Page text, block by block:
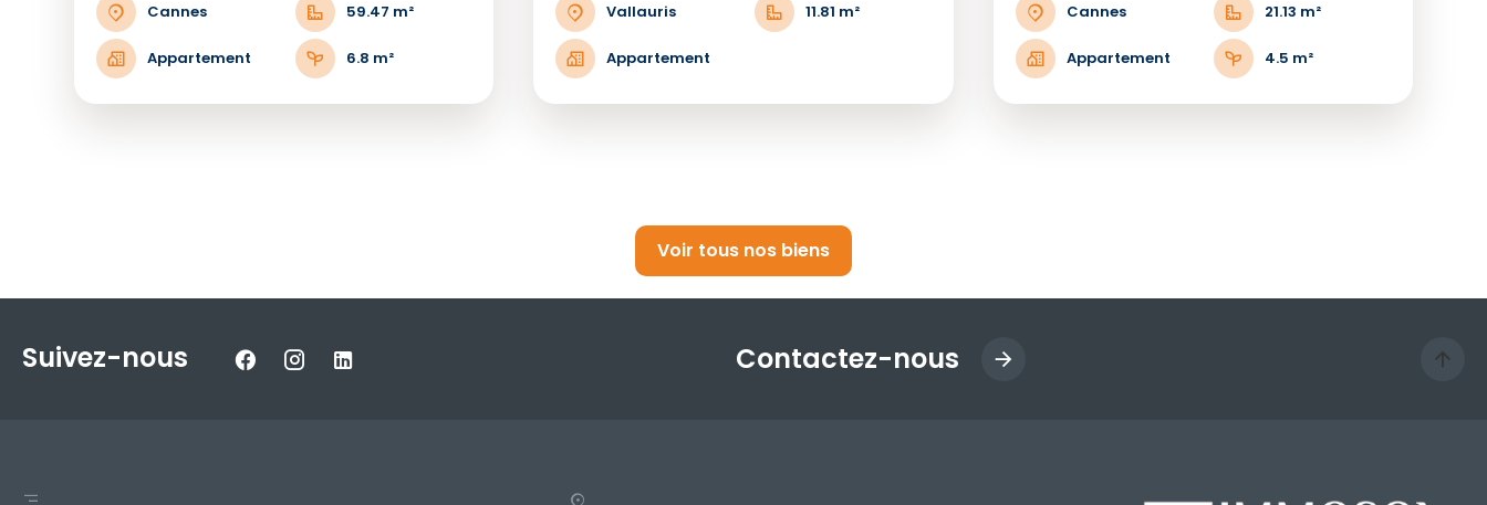
Cannes 59.47 m²
Appartement 6.8 m²
Vallauris 11.81 m²
Appartement
Cannes 21.13 m²
Appartement 4.5 m²
Voir tous nos biens
Suivez-nous Contactez-nous